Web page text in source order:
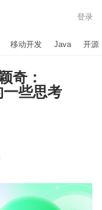
登录
移动开发 Java 开源
奇：
些思考